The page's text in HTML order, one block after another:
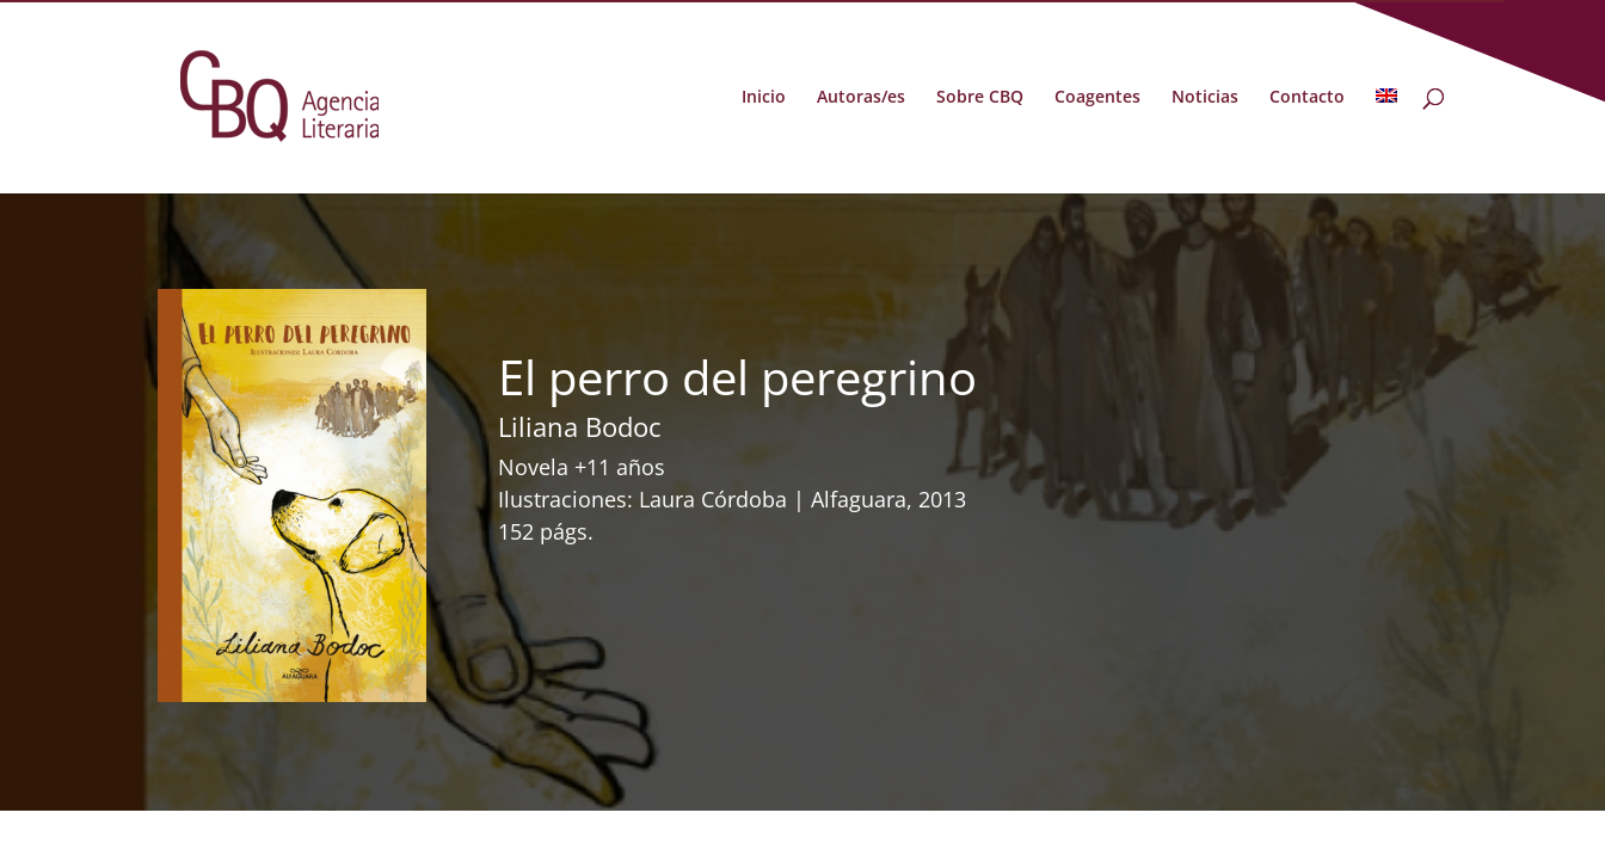
Inicio Autoras/es Sobre CBQ Coagentes Noticias Contacto
El perro del peregrino
Liliana Bodoc
Novela +11 años
Ilustraciones: Laura Córdoba | Alfaguara, 2013
152 págs.